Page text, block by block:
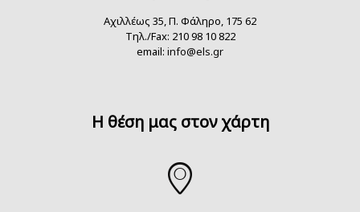
Αχιλλέως 35, Π. Φάληρο, 175 62
Τηλ./Fax: 210 98 10 822
email: info@els.gr
H θέση μας στον χάρτη